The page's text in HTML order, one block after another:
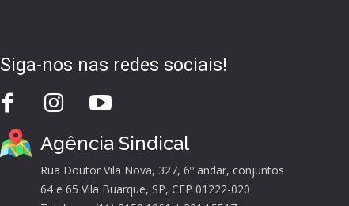
Siga-nos nas redes sociais!
Agência Sindical
Rua Doutor Vila Nova, 327, 6º andar, conjuntos
64 e 65 Vila Buarque, SP, CEP 01222-020